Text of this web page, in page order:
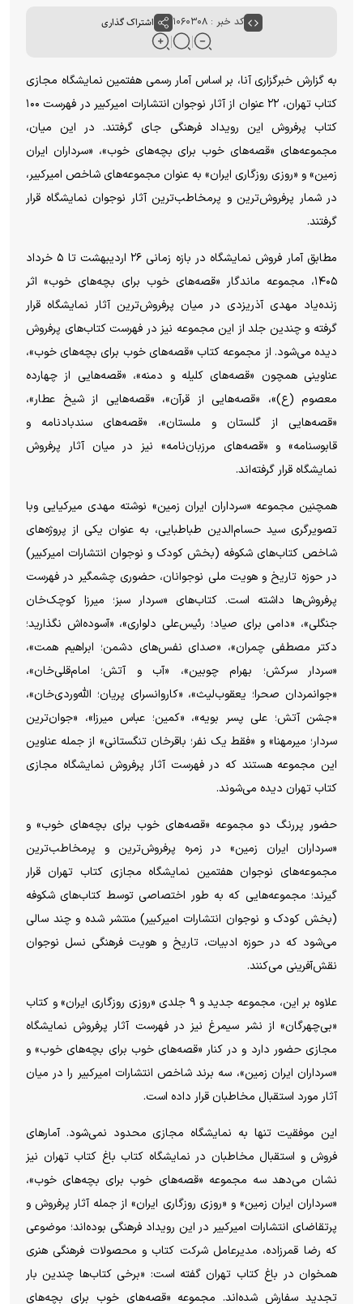
کد خبر : ۱۰۶۰۳۰۸ اشتراک گذاری
به گزارش خبرگزاری آنا، بر اساس آمار رسمی هفتمین نمایشگاه مجازی
کتاب تهران، ۲۲ عنوان از آثار نوجوان انتشارات امیرکبیر در فهرست ۱۰۰
کتاب پرفروش این رویداد فرهنگی جای گرفتند. در این میان،
مجموعه‌های «قصه‌های خوب برای بچه‌های خوب»، «سرداران ایران
زمین» و «روزی روزگاری ایران» به عنوان مجموعه‌های شاخص امیرکبیر،
در شمار پرفروش‌ترین و پرمخاطب‌ترین آثار نوجوان نمایشگاه قرار
گرفتند.
مطابق آمار فروش نمایشگاه در بازه زمانی ۲۶ اردیبهشت تا ۵ خرداد
۱۴۰۵، مجموعه ماندگار «قصه‌های خوب برای بچه‌های خوب» اثر
زنده‌یاد مهدی آذریزدی در میان پرفروش‌ترین آثار نمایشگاه قرار
گرفته و چندین جلد از این مجموعه نیز در فهرست کتاب‌های پرفروش
دیده می‌شود. از مجموعه کتاب «قصه‌های خوب برای بچه‌های خوب»،
عناوینی همچون «قصه‌های کلیله و دمنه»، «قصه‌هایی از چهارده
معصوم (ع)»، «قصه‌هایی از قرآن»، «قصه‌هایی از شیخ عطار»،
«قصه‌هایی از گلستان و ملستان»، «قصه‌های سندبادنامه و
قابوسنامه» و «قصه‌های مرزبان‌نامه» نیز در میان آثار پرفروش
نمایشگاه قرار گرفته‌اند.
همچنین مجموعه «سرداران ایران زمین» نوشته مهدی میرکیایی وبا
تصویرگری سید حسام‌الدین طباطبایی، به عنوان یکی از پروژه‌های
شاخص کتاب‌های شکوفه (بخش کودک و نوجوان انتشارات امیرکبیر)
در حوزه تاریخ و هویت ملی نوجوانان، حضوری چشمگیر در فهرست
پرفروش‌ها داشته است. کتاب‌های «سردار سبز؛ میرزا کوچک‌خان
جنگلی»، «دامی برای صیاد؛ رئیس‌علی دلواری»، «آسوده‌اش نگذارید؛
دکتر مصطفی چمران»، «صدای نفس‌های دشمن؛ ابراهیم همت»،
«سردار سرکش؛ بهرام چوبین»، «آب و آتش؛ امام‌قلی‌خان»،
«جوانمردان صحرا؛ یعقوب‌لیث»، «کاروانسرای پریان؛ الله‌وردی‌خان»،
«جشن آتش؛ علی پسر بویه»، «کمین؛ عباس میرزا»، «جوان‌ترین
سردار؛ میرمهنا» و «فقط یک نفر؛ باقرخان تنگستانی» از جمله عناوین
این مجموعه هستند که در فهرست آثار پرفروش نمایشگاه مجازی
کتاب تهران دیده می‌شوند.
حضور پررنگ دو مجموعه «قصه‌های خوب برای بچه‌های خوب» و
«سرداران ایران زمین» در زمره پرفروش‌ترین و پرمخاطب‌ترین
مجموعه‌های نوجوان هفتمین نمایشگاه مجازی کتاب تهران قرار
گیرند؛ مجموعه‌هایی که به طور اختصاصی توسط کتاب‌های شکوفه
(بخش کودک و نوجوان انتشارات امیرکبیر) منتشر شده و چند سالی
می‌شود که در حوزه ادبیات، تاریخ و هویت فرهنگی نسل نوجوان
نقش‌آفرینی می‌کنند.
علاوه بر این، مجموعه جدید و ۹ جلدی «روزی روزگاری ایران» و کتاب
«بی‌چهرگان» از نشر سیمرغ نیز در فهرست آثار پرفروش نمایشگاه
مجازی حضور دارد و در کنار «قصه‌های خوب برای بچه‌های خوب» و
«سرداران ایران زمین»، سه برند شاخص انتشارات امیرکبیر را در میان
آثار مورد استقبال مخاطبان قرار داده است.
این موفقیت تنها به نمایشگاه مجازی محدود نمی‌شود. آمار‌های
فروش و استقبال مخاطبان در نمایشگاه کتاب باغ کتاب تهران نیز
نشان می‌دهد سه مجموعه «قصه‌های خوب برای بچه‌های خوب»،
«سرداران ایران زمین» و «روزی روزگاری ایران» از جمله آثار پرفروش و
پرتقاضای انتشارات امیرکبیر در این رویداد فرهنگی بوده‌اند؛ موضوعی
که رضا قمرزاده، مدیرعامل شرکت کتاب و محصولات فرهنگی هنری
همخوان در باغ کتاب تهران گفته است: «برخی کتاب‌ها چندین بار
تجدید سفارش شده‌اند. مجموعه «قصه‌های خوب برای بچه‌های